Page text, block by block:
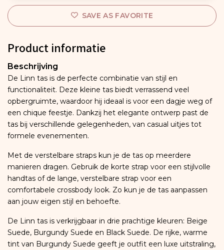
SAVE AS FAVORITE
Product informatie
Beschrijving
De Linn tas is de perfecte combinatie van stijl en
functionaliteit. Deze kleine tas biedt verrassend veel
opbergruimte, waardoor hij ideaal is voor een dagje weg of
een chique feestje. Dankzij het elegante ontwerp past de
tas bij verschillende gelegenheden, van casual uitjes tot
formele evenementen.
Met de verstelbare straps kun je de tas op meerdere
manieren dragen. Gebruik de korte strap voor een stijlvolle
handtas of de lange, verstelbare strap voor een
comfortabele crossbody look. Zo kun je de tas aanpassen
aan jouw eigen stijl en behoefte.
De Linn tas is verkrijgbaar in drie prachtige kleuren: Beige
Suede, Burgundy Suede en Black Suede. De rijke, warme
tint van Burgundy Suede geeft je outfit een luxe uitstraling,